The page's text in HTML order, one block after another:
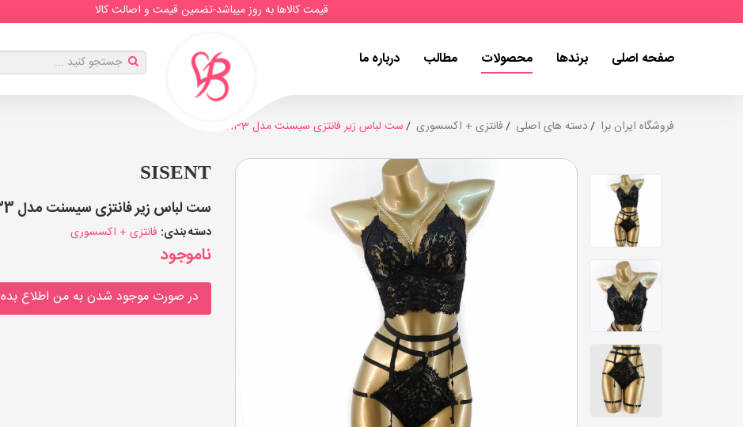
قیمت کالاها به روز میباشد-تضمین قیمت و اصالت کالا
صفحه اصلی برندها محصولات مطالب درباره ما
فروشگاه ایران برا دسته های اصلی فانتزی + اکسسوری ست لباس زیر فانتزی سیسنت مدل 5133
SISENT
ست لباس زیر فانتزی سیسنت مدل 5133 (بسته 2 عددی)
دسته بندی: فانتزی + اکسسوری
ناموجود
در صورت موجود شدن به من اطلاع بده